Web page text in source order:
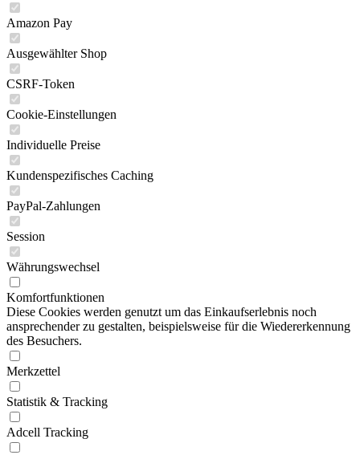
Amazon Pay
Ausgewählter Shop
CSRF-Token
Cookie-Einstellungen
Individuelle Preise
Kundenspezifisches Caching
PayPal-Zahlungen
Session
Währungswechsel
Komfortfunktionen
Diese Cookies werden genutzt um das Einkaufserlebnis noch
ansprechender zu gestalten, beispielsweise für die Wiedererkennung
des Besuchers.
Merkzettel
Statistik & Tracking
Adcell Tracking